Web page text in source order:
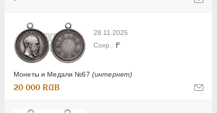
28.11.2025
Монеты и Медали №67 (интернет)
F
20 000 RUB